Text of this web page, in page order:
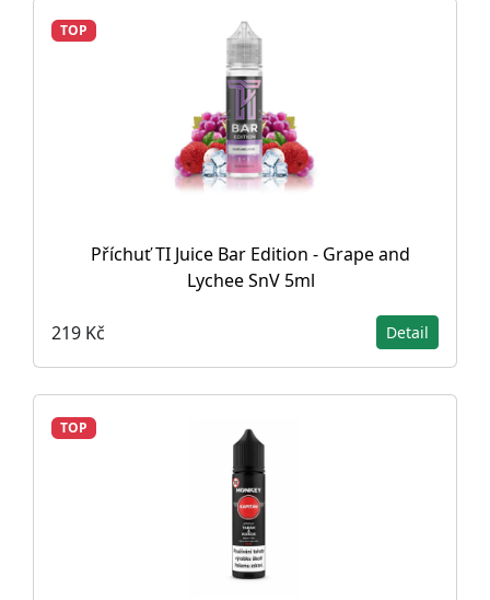
TOP
Příchuť TI Juice Bar Edition - Grape and
Lychee SnV 5ml
219 Kč Detail
TOP